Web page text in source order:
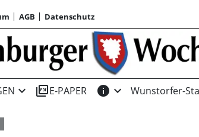
AGB Datenschutz
expand_more picture_as_pdfE-PAPER info expand_more Wunstorfer-